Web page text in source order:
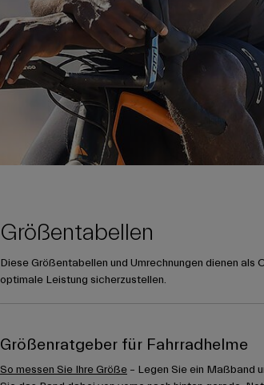
Größentabellen
Diese Größentabellen und Umrechnungen dienen als
optimale Leistung sicherzustellen.
Größenratgeber für Fahrradhelme
So messen Sie Ihre Größe – Legen Sie ein Maßband